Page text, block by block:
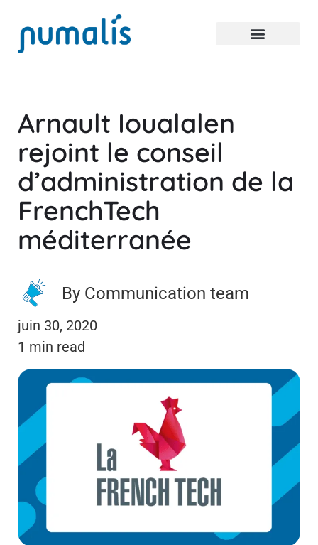
Arnault Ioualalen
rejoint le conseil
d’administration de la
FrenchTech
méditerranée
By Communication team
juin 30, 2020
1 min read